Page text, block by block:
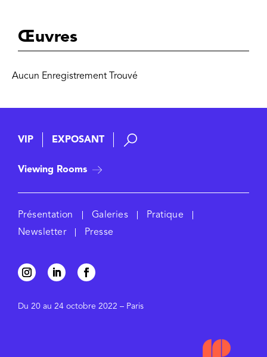
Œuvres
Aucun Enregistrement Trouvé
VIP EXPOSANT
Viewing Rooms
Présentation Galeries
Pratique
Newsletter
Presse
Du 20 au 24 octobre 2022 – Paris